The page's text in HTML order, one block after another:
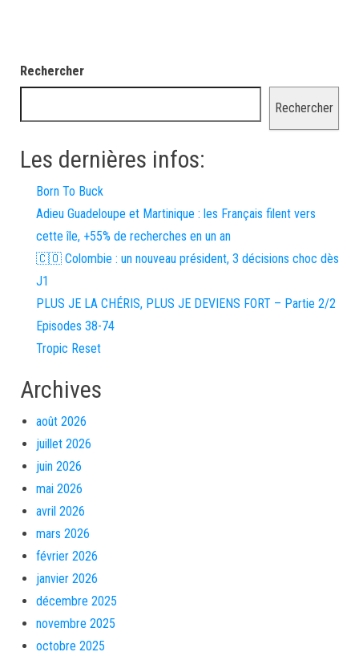
Rechercher
Rechercher
Les dernières infos:
Born To Buck
Adieu Guadeloupe et Martinique : les Français filent vers
cette île, +55% de recherches en un an
🇨🇴 Colombie : un nouveau président, 3 décisions choc dès
J1
PLUS JE LA CHÉRIS, PLUS JE DEVIENS FORT – Partie 2/2
Episodes 38-74
Tropic Reset
Archives
août 2026
juillet 2026
juin 2026
mai 2026
avril 2026
mars 2026
février 2026
janvier 2026
décembre 2025
novembre 2025
octobre 2025